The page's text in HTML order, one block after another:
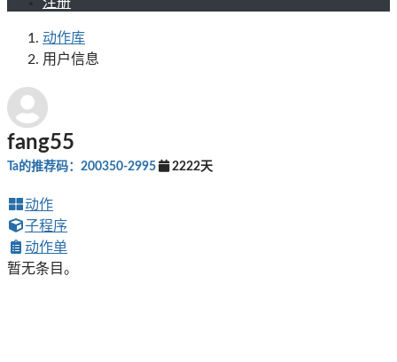
动作库
用户信息
fang55
Ta的推荐码：200350-2995 2222天
动作
子程序
动作单
暂无条目。